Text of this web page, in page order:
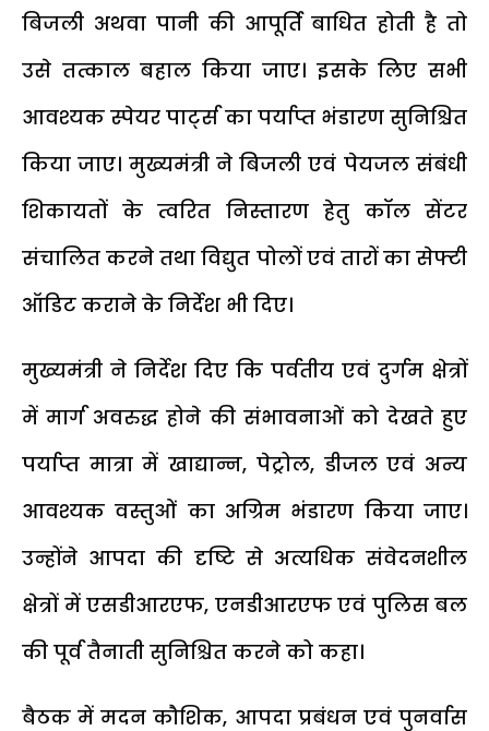
बिजली अथवा पानी की आपूर्ति बाधित होती है तो
उसे तत्काल बहाल किया जाए। इसके लिए सभी
आवश्यक स्पेयर पार्ट्स का पर्याप्त भंडारण सुनिश्चित
किया जाए। मुख्यमंत्री ने बिजली एवं पेयजल संबंधी
शिकायतों के त्वरित निस्तारण हेतु कॉल सेंटर
संचालित करने तथा विद्युत पोलों एवं तारों का सेफ्टी
ऑडिट कराने के निर्देश भी दिए।
मुख्यमंत्री ने निर्देश दिए कि पर्वतीय एवं दुर्गम क्षेत्रों
में मार्ग अवरुद्ध होने की संभावनाओं को देखते हुए
पर्याप्त मात्रा में खाद्यान्न, पेट्रोल, डीजल एवं अन्य
आवश्यक वस्तुओं का अग्रिम भंडारण किया जाए।
उन्होंने आपदा की दृष्टि से अत्यधिक संवेदनशील
क्षेत्रों में एसडीआरएफ, एनडीआरएफ एवं पुलिस बल
की पूर्व तैनाती सुनिश्चित करने को कहा।
बैठक में मदन कौशिक, आपदा प्रबंधन एवं पुनर्वास